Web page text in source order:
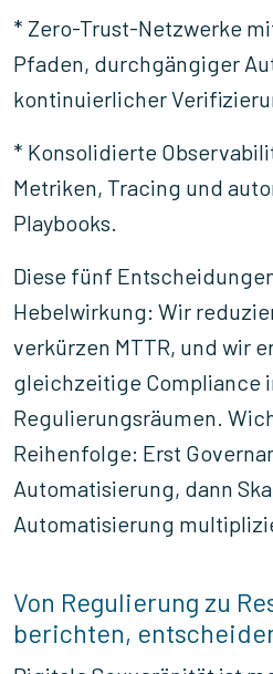
* Zero-Trust-Netzwerke
Pfaden, durchgängiger
kontinuierlicher
* Konsolidierte
Metriken, Tracing und
Playbooks.
Diese fünf
Hebelwirkung: Wir
verkürzen MTTR, und wir
gleichzeitige Compliance
Regulierungsräumen.
Reihenfolge: Erst
Automatisierung, dann
Automatisierung
Von Regulierung zu
berichten,